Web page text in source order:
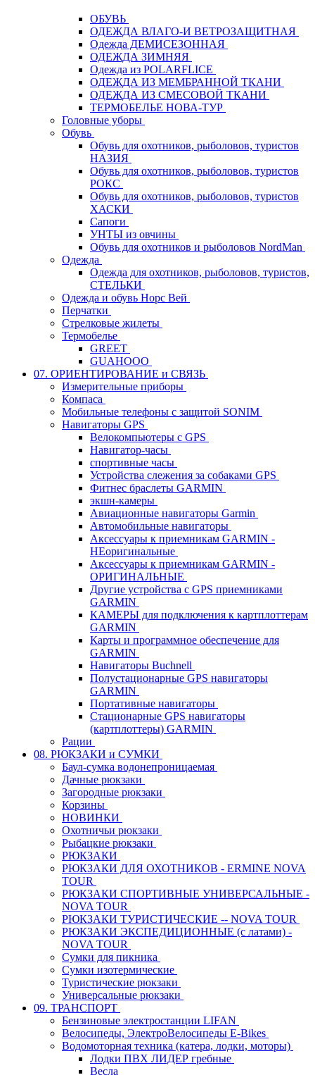
ОБУВЬ
ОДЕЖДА ВЛАГО-И ВЕТРОЗАЩИТНАЯ
Одежда ДЕМИСЕЗОННАЯ
ОДЕЖДА ЗИМНЯЯ
Одежда из POLARFLICE
ОДЕЖДА ИЗ МЕМБРАННОЙ ТКАНИ
ОДЕЖДА ИЗ СМЕСОВОЙ ТКАНИ
ТЕРМОБЕЛЬЕ НОВА-ТУР
Головные уборы
Обувь
Обувь для охотников, рыболовов, туристов
НАЗИЯ
Обувь для охотников, рыболовов, туристов
РОКС
Обувь для охотников, рыболовов, туристов
ХАСКИ
Сапоги
УНТЫ из овчины
Обувь для охотников и рыболовов NordMan
Одежда
Одежда для охотников, рыболовов, туристов,
СТЕЛЬКИ
Одежда и обувь Норс Вей
Перчатки
Стрелковые жилеты
Термобелье
GREET
GUAHOOO
07. ОРИЕНТИРОВАНИЕ и СВЯЗЬ
Измерительные приборы
Компаса
Мобильные телефоны с защитой SONIM
Навигаторы GPS
Велокомпьютеры с GPS
Навигатор-часы
спортивные часы
Устройства слежения за собаками GPS
Фитнес браслеты GARMIN
экшн-камеры
Авиационные навигаторы Garmin
Автомобильные навигаторы
Аксессуары к приемникам GARMIN -
НЕоригинальные
Аксессуары к приемникам GARMIN -
ОРИГИНАЛЬНЫЕ
Другие устройства с GPS приемниками
GARMIN
КАМЕРЫ для подключения к картплоттерам
GARMIN
Карты и программное обеспечение для
GARMIN
Навигаторы Buchnell
Полустационарные GPS навигаторы
GARMIN
Портативные навигаторы
Стационарные GPS навигаторы
(картплоттеры) GARMIN
Рации
08. РЮКЗАКИ и СУМКИ
Баул-сумка водонепроницаемая
Дачные рюкзаки
Загородные рюкзаки
Корзины
НОВИНКИ
Охотничьи рюкзаки
Рыбацкие рюкзаки
РЮКЗАКИ
РЮКЗАКИ ДЛЯ ОХОТНИКОВ - ERMINE NOVA
TOUR
РЮКЗАКИ СПОРТИВНЫЕ УНИВЕРСАЛЬНЫЕ -
NOVA TOUR
РЮКЗАКИ ТУРИСТИЧЕСКИЕ -- NOVA TOUR
РЮКЗАКИ ЭКСПЕДИЦИОННЫЕ (с латами) -
NOVA TOUR
Сумки для пикника
Сумки изотермические
Туристические рюкзаки
Универсальные рюкзаки
09. ТРАНСПОРТ
Бензиновые электростанции LIFAN
Велосипеды, ЭлектроВелосипеды E-Bikes
Водомоторная техника (катера, лодки, моторы)
Лодки ПВХ ЛИДЕР гребные
Весла